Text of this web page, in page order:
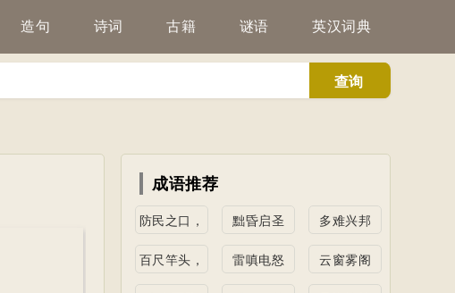
造句 诗词 古籍 谜语 英汉词典
查询
成语推荐
防民之口，
黜昏启圣 多难兴邦
百尺竿头，
雷嗔电怒 云窗雾阁